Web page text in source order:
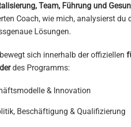
Team, Führung und
Coach, wie mich, analysierst du
Lösungen.
sich innerhalb der offiziellen
des Programms:
& Innovation
Beschäftigung & Qualifizierung